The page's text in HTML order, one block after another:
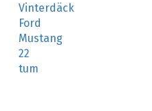
Vinterdäck
Ford
Mustang
22
tum